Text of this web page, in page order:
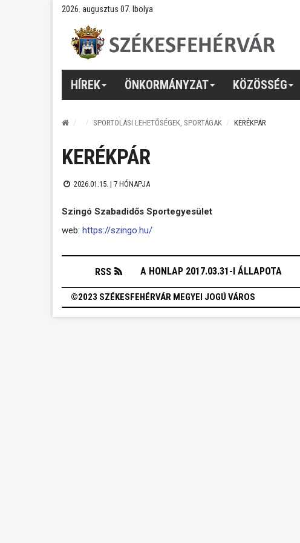
2026. augusztus 07. Ibolya
HÍREK ÖNKORMÁNYZAT KÖZÖSSÉG
SPORTOLÁSI LEHETŐSÉGEK, SPORTÁGAK KERÉKPÁR
KERÉKPÁR
2026.01.15. | 7 HÓNAPJA
Szingó Szabadidős Sportegyesület
web: https://szingo.hu/
RSS A HONLAP 2017.03.31-I ÁLLAPOTA
©2023 SZÉKESFEHÉRVÁR MEGYEI JOGÚ VÁROS